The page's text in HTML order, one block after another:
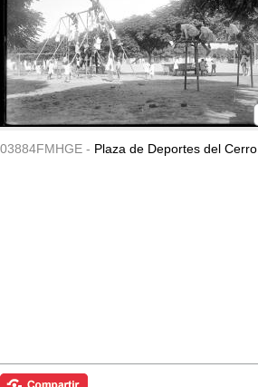
03884FMHGE - Plaza de Deportes del Cerro.